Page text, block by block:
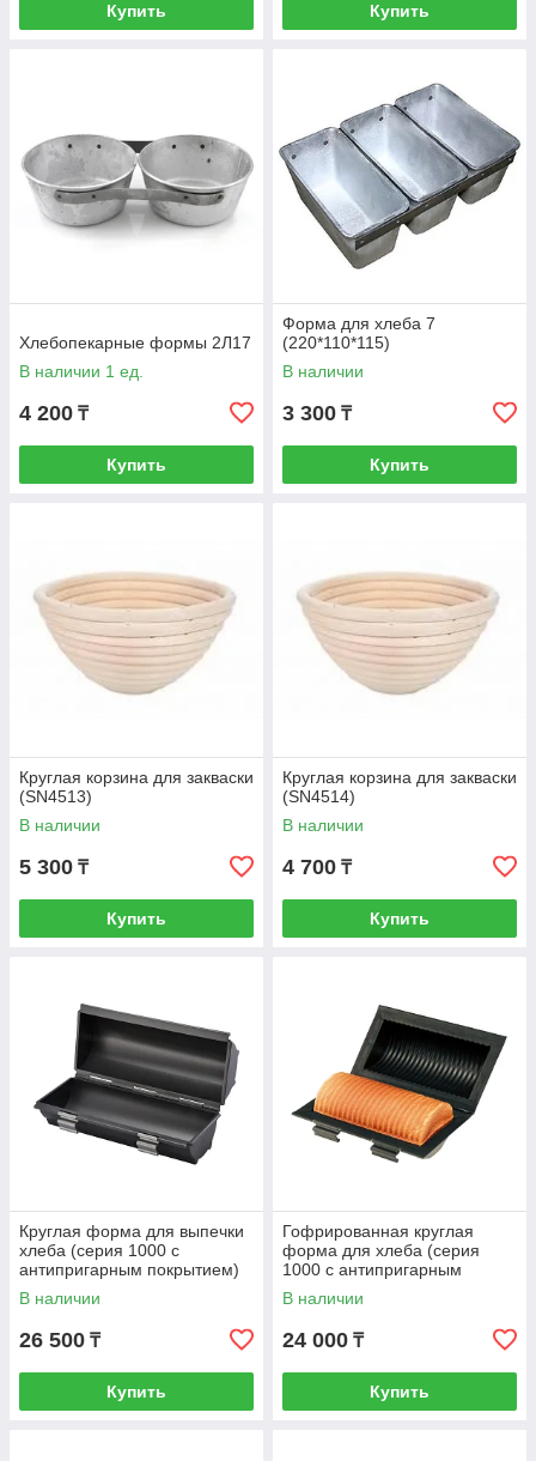
Купить Купить
Хлебопекарные формы 2Л17
В наличии 1 ед.
4 200 ₸
Купить
Форма для хлеба 7
(220*110*115)
В наличии
3 300 ₸
Купить
Круглая корзина для закваски
(SN4513)
В наличии
5 300 ₸
Купить
Круглая корзина для закваски
(SN4514)
В наличии
4 700 ₸
Купить
Круглая форма для выпечки
хлеба (серия 1000 с
антипригарным покрытием)
(SN2304)
В наличии
26 500 ₸
Купить
Гофрированная круглая
форма для хлеба (серия
1000 с антипригарным
покрытием) (SN2305)
В наличии
24 000 ₸
Купить